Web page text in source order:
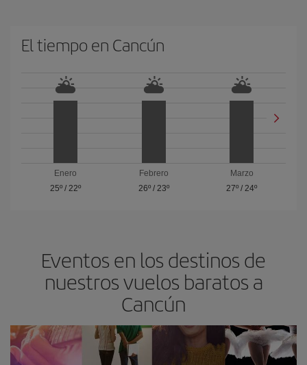
El tiempo en Cancún
Enero
25º/ 22º
Febrero
26º/ 23º
Marzo
27º /24º
Eventos en los destinos de
nuestros vuelos baratos a
Cancún